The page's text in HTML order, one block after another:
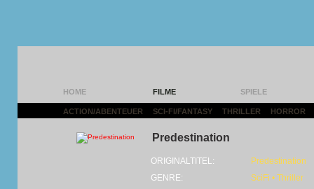
HOME FILME SPIELE
ACTION/ABENTEUER SCI-FI/FANTASY THRILLER HORROR
Predestination
ORIGINALTITEL:
Predestination
GENRE:
SciFi • Thriller